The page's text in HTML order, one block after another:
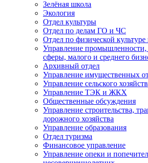
Зелёная школа
Экология
Отдел культуры
Отдел по делам ГО и ЧС
Отдел по физической культуре
Управление промышленности,
сферы, малого и среднего
Архивный отдел
Управление имущественных
Управление сельского
Управление ТЭК и ЖКХ
Общественные обсуждения
Управление строительства,
дорожного хозяйства
Управление образования
Отдел туризма
Финансовое управление
Управление опеки и